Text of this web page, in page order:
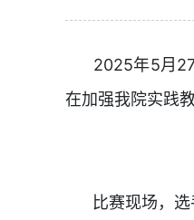
2025年5月27
在加强我院实践
比赛现场，选